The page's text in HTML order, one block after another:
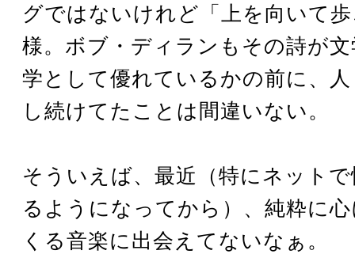
グではないけれど「上を向いて
様。ボブ・ディランもその詩が
学として優れているかの前に、
し続けてたことは間違いない。
そういえば、最近（特にネット
るようになってから）、純粋に
くる音楽に出会えてないなぁ。